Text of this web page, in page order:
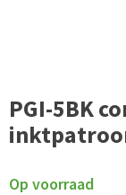
PGI-5BK
Op voorraad